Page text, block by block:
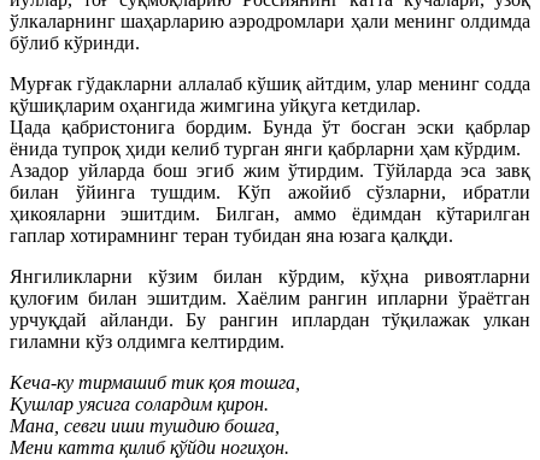
ўлкаларнинг шаҳарларию аэродромлари ҳали менинг олдимда
бўлиб кўринди.
Мурғак гўдакларни аллалаб кўшиқ айтдим, улар менинг содда
қўшиқларим оҳангида жимгина уйқуга кетдилар.
Цада қабристонига бордим. Бунда ўт босган эски қабрлар
ёнида тупроқ ҳиди келиб турган янги қабрларни ҳам кўрдим.
Азадор уйларда бош эгиб жим ўтирдим. Тўйларда эса завқ
билан ўйинга тушдим. Кўп ажойиб сўзларни, ибратли
ҳикояларни эшитдим. Билган, аммо ёдимдан кўтарилган
гаплар хотирамнинг теран тубидан яна юзага қалқди.
Янгиликларни кўзим билан кўрдим, кўҳна ривоятларни
қулоғим билан эшитдим. Хаёлим рангин ипларни ўраётган
урчуқдай айланди. Бу рангин иплардан тўқилажак улкан
гиламни кўз олдимга келтирдим.
Кеча-ку тирмашиб тик қоя тошга,
Қушлар уясига солардим қирон.
Мана, севги иши тушдию бошга,
Мени катта қилиб қўйди ногиҳон.